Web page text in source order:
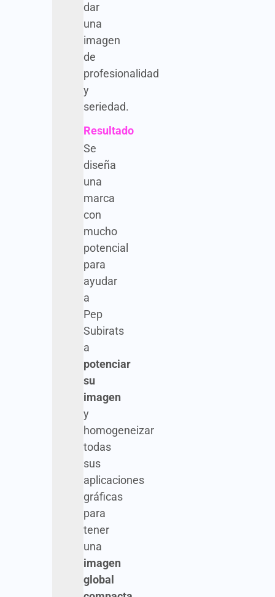
dar
una
imagen
de
profesionalidad
y
seriedad.
Resultado
Se
diseña
una
marca
con
mucho
potencial
para
ayudar
a
Pep
Subirats
a
potenciar
su
imagen
y
homogeneizar
todas
sus
aplicaciones
gráficas
para
tener
una
imagen
global